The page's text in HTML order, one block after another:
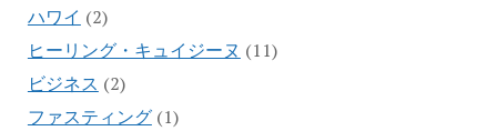
ハワイ (2)
ヒーリング・キュイジーヌ (11)
ビジネス (2)
ファスティング(1)